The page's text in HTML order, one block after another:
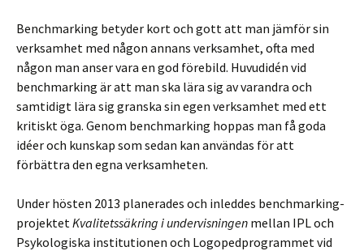
Benchmarking betyder kort och gott att man jämför sin
verksamhet med någon annans verksamhet, ofta med
någon man anser vara en god förebild. Huvudidén vid
benchmarking är att man ska lära sig av varandra och
samtidigt lära sig granska sin egen verksamhet med ett
kritiskt öga. Genom benchmarking hoppas man få goda
idéer och kunskap som sedan kan användas för att
förbättra den egna verksamheten.
Under hösten 2013 planerades och inleddes benchmarking-
projektetKvalitetssäkring i undervisningen mellan IPL och
Psykologiska institutionen och Logopedprogrammet vid